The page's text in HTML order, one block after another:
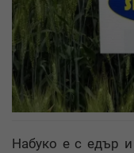
Набуко е с едър